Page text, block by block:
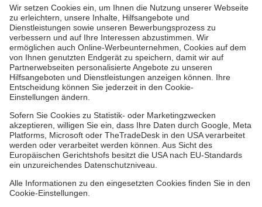
Aus- & Fortbildungen
Erste-Hilfe-Kurse
Jobs & Ehrenamt
Freiwilligendienst
Spendenprojekte
Johanniter-Jugend
Einrichtungen